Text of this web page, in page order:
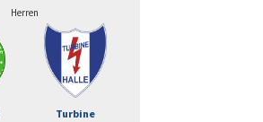
Herren
Turbine